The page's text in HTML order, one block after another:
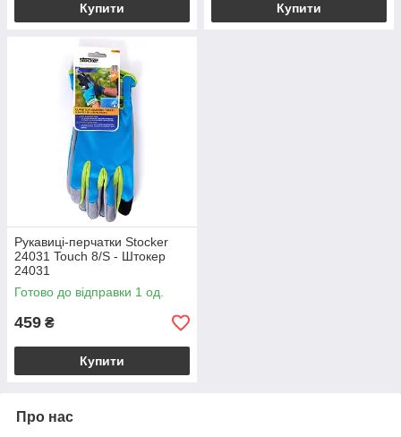
Купити Купити
Рукавиці-перчатки Stocker
24031 Touch 8/S - Штокер
24031
Готово до відправки 1 од.
459 ₴
Купити
Про нас